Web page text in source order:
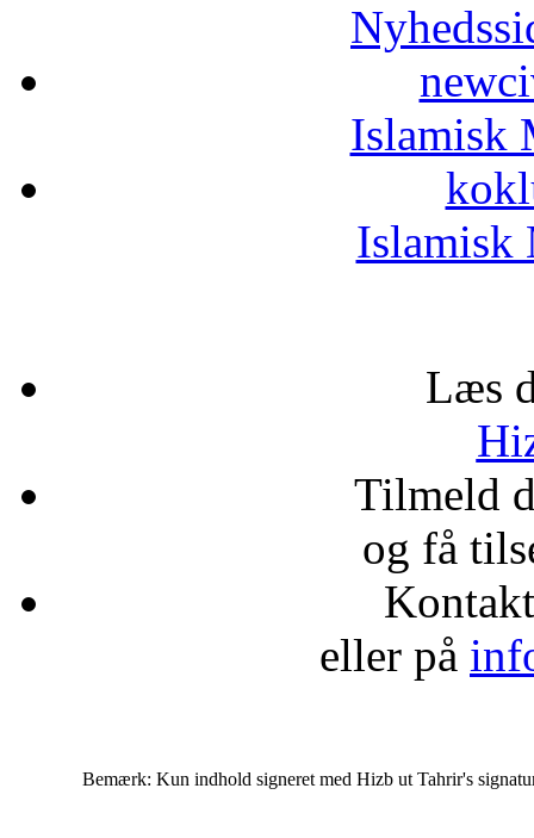
Islamisk
Islamisk
Læs
Tilmeld
og få
eller på
Bemærk: Kun indhold signeret med Hizb ut Tahrir's